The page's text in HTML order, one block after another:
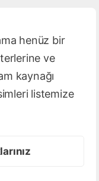
henüz bir
ve
kaynağı
listemize